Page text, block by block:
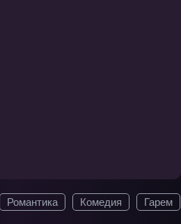
Романтика Комедия Гарем